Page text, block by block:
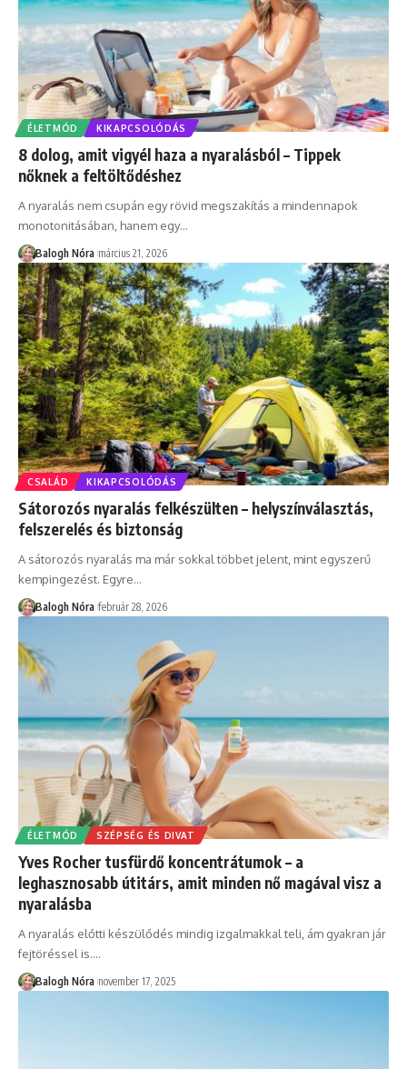
ÉLETMÓD KIKAPCSOLÓDÁS
8 dolog, amit vigyél haza a nyaralásból – Tippek
nőknek a feltöltődéshez
A nyaralás nem csupán egy rövid megszakítás a mindennapok
monotonitásában, hanem egy…
Balogh Nóra március 21, 2026
CSALÁD KIKAPCSOLÓDÁS
Sátorozós nyaralás felkészülten – helyszínválasztás,
felszerelés és biztonság
A sátorozós nyaralás ma már sokkal többet jelent, mint egyszerű
kempingezést. Egyre…
Balogh Nóra február 28, 2026
ÉLETMÓD SZÉPSÉG ÉS DIVAT
Yves Rocher tusfürdő koncentrátumok – a
leghasznosabb útitárs, amit minden nő magával visz a
nyaralásba
A nyaralás előtti készülődés mindig izgalmakkal teli, ám gyakran jár
fejtöréssel is.…
Balogh Nóra november 17, 2025